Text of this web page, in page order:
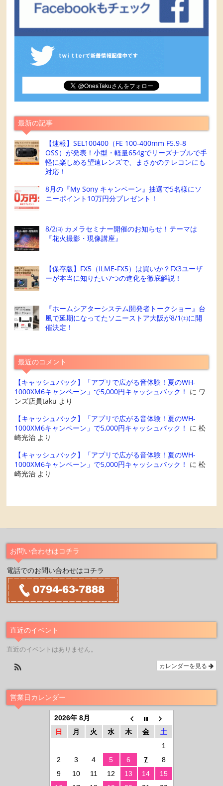
最新の記事
【速報】SEL100400（FE 100-400mm F5.9-8
OSS）が発表！小型・軽量654gでリーズナブルで手
軽に楽しめる望遠レンズで、まさかのテレコンにも
対応！
8月の『My Sony キャンペーン』抽選で5名様にソ
ニーポイント10万円分プレゼント！
8/2㈰ カメラセミナー開催のお知らせ！テーマは
『花火撮影・現像講座』
【保存版】FX5（ILME-FX5）は買いか？FX3ユーザ
ーが本当に知りたい7つの進化を徹底解説！
『ホームシアターシステム開発者トークショー』台
風で延期になってたソニーストア大阪が8/1㈯に開
催決定！
最近のコメント
【キャッシュバック】「アプリで広がる音体験！夏のWH-
1000XM6キャンペーン」で5,000円キャッシュバック！ に ワ
ンズ店員taku より
【キャッシュバック】「アプリで広がる音体験！夏のWH-
1000XM6キャンペーン」で5,000円キャッシュバック！ に松
崎光治 より
【キャッシュバック】「アプリで広がる音体験！夏のWH-
1000XM6キャンペーン」で5,000円キャッシュバック！ に松
崎光治 より
お問い合わせはコチラ
電話でのお問い合わせはコチラ
直近のイベント
直近のイベントはありません。
カレンダーを見る
営業日カレンダー
2026年 8月
日
月 火 水 木 金
土
1
2
3 4 5 6 7
8
9
10 11 12 13 14
15